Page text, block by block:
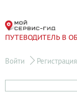
ПУТЕВОДИТЕЛЬ В
Войти Регистрация